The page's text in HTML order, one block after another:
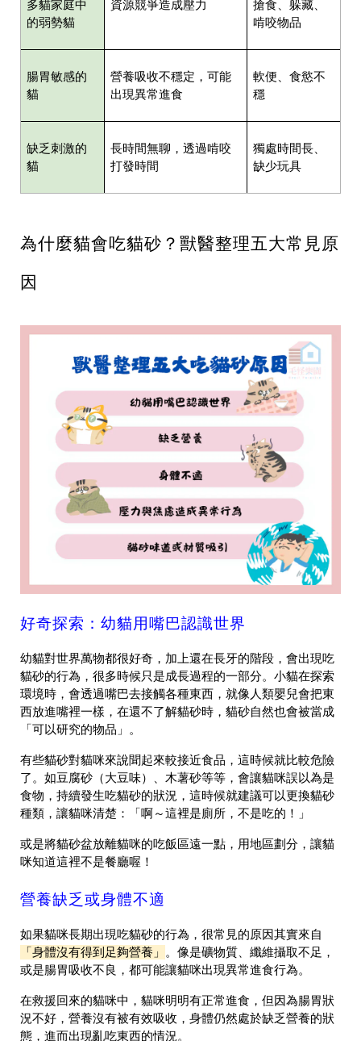
多貓家庭中
的弱勢貓
資源競爭造成壓力
搶食、躲藏、
啃咬物品
腸胃敏感的
貓
營養吸收不穩定，可能
出現異常進食
軟便、食慾不
穩
缺乏刺激的
貓
長時間無聊，透過啃咬
打發時間
獨處時間長、
缺少玩具
為什麼貓會吃貓砂？獸醫整理五大常見原
因
好奇探索：幼貓用嘴巴認識世界
幼貓對世界萬物都很好奇，加上還在長牙的階段，會出現吃
貓砂的行為，很多時候只是成長過程的一部分。小貓在探索
環境時，會透過嘴巴去接觸各種東西，就像人類嬰兒會把東
西放進嘴裡一樣，在還不了解貓砂時，貓砂自然也會被當成
「可以研究的物品」。
有些貓砂對貓咪來說聞起來較接近食品，這時候就比較危險
了。如豆腐砂（大豆味）、木薯砂等等，會讓貓咪誤以為是
食物，持續發生吃貓砂的狀況，這時候就建議可以更換貓砂
種類，讓貓咪清楚：「啊～這裡是廁所，不是吃的！」
或是將貓砂盆放離貓咪的吃飯區遠一點，用地區劃分，讓貓
咪知道這裡不是餐廳喔！
營養缺乏或身體不適
如果貓咪長期出現吃貓砂的行為，很常見的原因其實來自
「身體沒有得到足夠營養」
。像是礦物質、纖維攝取不足，
或是腸胃吸收不良，都可能讓貓咪出現異常進食行為。
在救援回來的貓咪中，貓咪明明有正常進食，但因為腸胃狀
況不好，營養沒有被有效吸收，身體仍然處於缺乏營養的狀
態，進而出現亂吃東西的情況。